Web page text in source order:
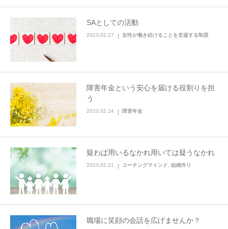
SAとしての活動
2023.02.27 女性が働き続けることを支援する制度
障害年金という安心を届ける役割りを担
う
2023.02.24 障害年金
疑わば用いるなかれ用いては疑うなかれ
2023.02.21 コーチングマインド, 組織作り
職場に笑顔の会話を広げませんか？